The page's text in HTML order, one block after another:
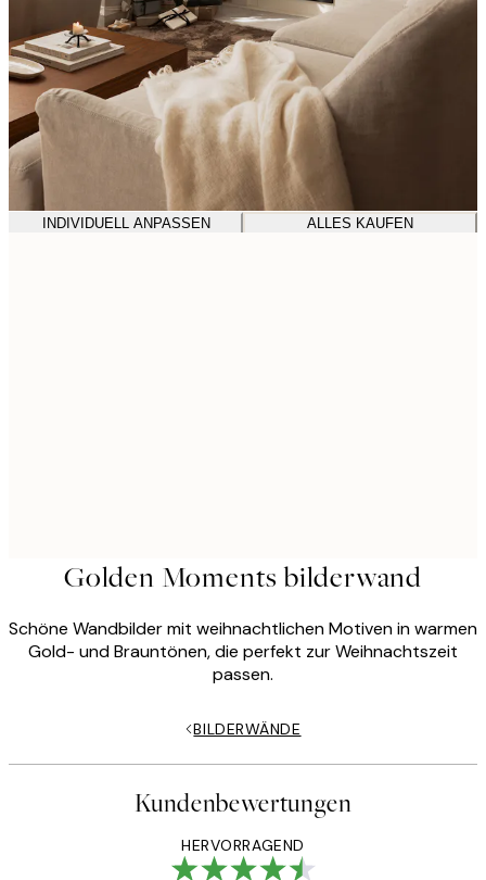
INDIVIDUELL ANPASSEN ALLES KAUFEN
Golden Moments bilderwand
Schöne Wandbilder mit weihnachtlichen Motiven in warmen
Gold- und Brauntönen, die perfekt zur Weihnachtszeit
passen.
BILDERWÄNDE
Kundenbewertungen
HERVORRAGEND